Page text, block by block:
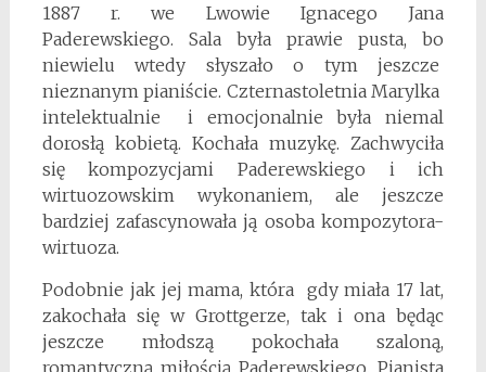
1887 r. we Lwowie Ignacego Jana
Paderewskiego. Sala była prawie pusta, bo
niewielu wtedy słyszało o tym jeszcze
nieznanym pianiście. Czternastoletnia Marylka
intelektualnie i emocjonalnie była niemal
dorosłą kobietą. Kochała muzykę. Zachwyciła
się kompozycjami Paderewskiego i ich
wirtuozowskim wykonaniem, ale jeszcze
bardziej zafascynowała ją osoba kompozytora-
wirtuoza.
Podobnie jak jej mama, która gdy miała 17 lat,
zakochała się w Grottgerze, tak i ona będąc
jeszcze młodszą pokochała szaloną,
romantyczną miłością Paderewskiego. Pianista